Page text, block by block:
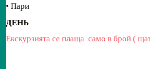
• Пари
ДЕНЬ
Екскурзията се плаща само в брой (